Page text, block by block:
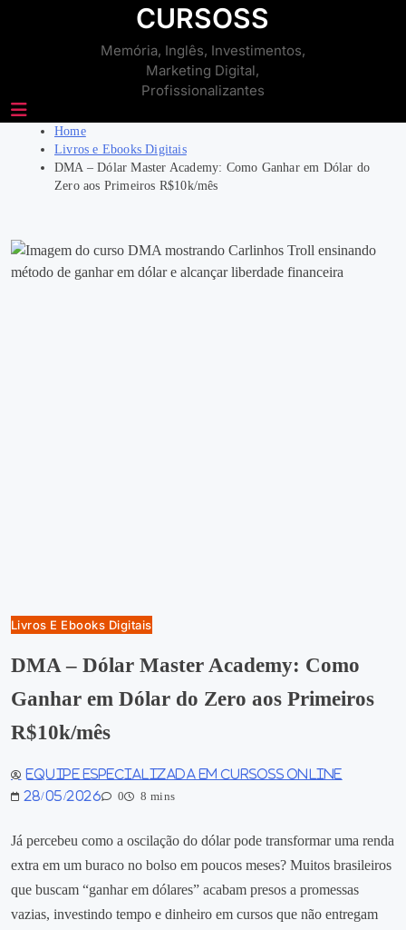
CURSOSS
Memória, Inglês, Investimentos,
Marketing Digital,
Profissionalizantes
Home
Livros e Ebooks Digitais
DMA – Dólar Master Academy: Como Ganhar em Dólar do
Zero aos Primeiros R$10k/mês
Livros E Ebooks Digitais
DMA – Dólar Master Academy: Como
Ganhar em Dólar do Zero aos Primeiros
R$10k/mês
Equipe especializada em Cursoss Online
28/05/2026
0 8 mins
Já percebeu como a oscilação do dólar pode transformar uma renda
extra em um buraco no bolso em poucos meses? Muitos brasileiros
que buscam “ganhar em dólares” acabam presos a promessas
vazias, investindo tempo e dinheiro em cursos que não entregam